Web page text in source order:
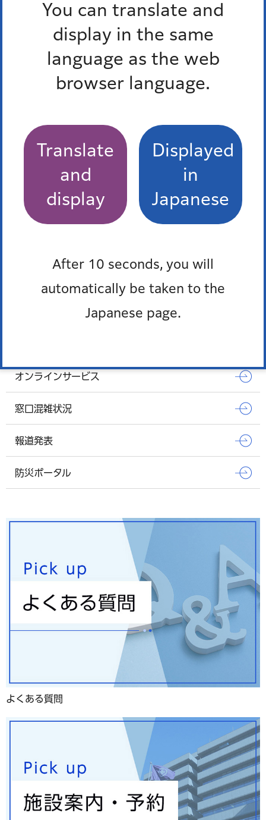
You can translate and
display in the same
language as the web
browser language.
Translate
and
display
Displayed
in
Japanese
After 10 seconds, you will
automatically be taken to the
Japanese page.
多言語対応三者通話サービス
福島屋
有限会社 浜松屋
ムサシヤ
もっとみる
オンラインサービス
窓口混雑状況
報道発表
防災ポータル
よくある質問